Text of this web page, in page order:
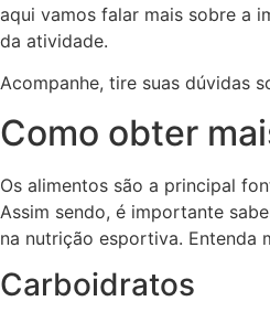
aqui vamos falar mais sobre a
da atividade.
Acompanhe, tire suas dúvidas
Como obter
Os alimentos são a principal
Assim sendo, é importante
na nutrição esportiva. Entenda
Carboidratos